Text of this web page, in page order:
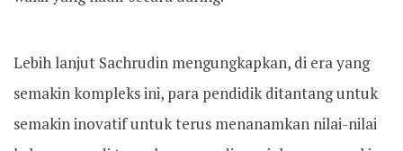
Lebih lanjut Sachrudin mengungkapkan, di era yang
semakin kompleks ini, para pendidik ditantang untuk
semakin inovatif untuk terus menanamkan nilai-nilai